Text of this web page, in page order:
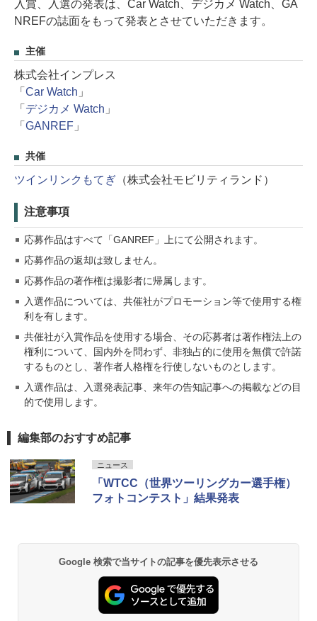
入賞、入選の発表は、Car Watch、デジカメ Watch、GA
NREFの誌面をもって発表とさせていただきます。
主催
株式会社インプレス
「 Car Watch 」
「 デジカメ Watch 」
「 GANREF」
共催
ツインリンクもてぎ（株式会社モビリティランド）
注意事項
応募作品はすべて「GANREF」上にて公開されます。
応募作品の返却は致しません。
応募作品の著作権は撮影者に帰属します。
入選作品については、共催社がプロモーション等で使用する権
利を有します。
共催社が入賞作品を使用する場合、その応募者は著作権法上の
権利について、国内外を問わず、非独占的に使用を無償で許諾
するものとし、著作者人格権を行使しないものとします。
入選作品は、入選発表記事、来年の告知記事への掲載などの目
的で使用します。
編集部のおすすめ記事
ニュース
「WTCC（世界ツーリングカー選手権）
フォトコンテスト」結果発表
Google 検索で当サイトの記事を優先表示させる